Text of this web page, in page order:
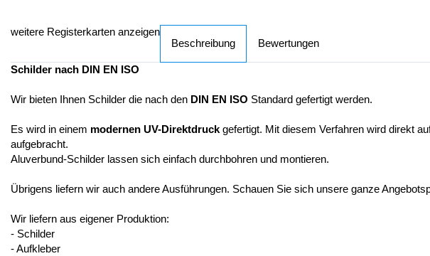
weitere Registerkarten anzeigen
Beschreibung
Bewertungen
Schilder nach DIN EN ISO
Wir bieten Ihnen Schilder die nach den DIN EN ISO Standard gefertigt werden.
Es wird in einem modernen UV-Direktdruck gefertigt. Mit diesem Verfahren wird direkt
aufgebracht.
Aluverbund-Schilder lassen sich einfach durchbohren und montieren.
Übrigens liefern wir auch andere Ausführungen. Schauen Sie sich unsere ganze
Wir liefern aus eigener Produktion:
- Schilder
- Aufkleber